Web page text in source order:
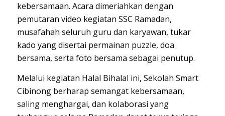
kebersamaan. Acara dimeriahkan dengan
pemutaran video kegiatan SSC Ramadan,
musafahah seluruh guru dan karyawan, tukar
kado yang disertai permainan puzzle, doa
bersama, serta foto bersama sebagai penutup.
Melalui kegiatan Halal Bihalal ini, Sekolah Smart
Cibinong berharap semangat kebersamaan,
saling menghargai, dan kolaborasi yang